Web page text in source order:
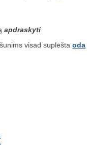
apdraskyti
visad suplėštaoda